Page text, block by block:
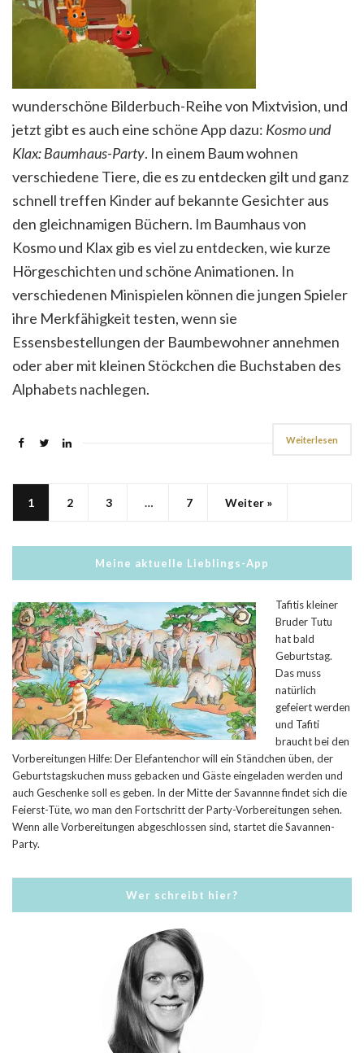
wunderschöne Bilderbuch-Reihe von Mixtvision, und
jetzt gibt es auch eine schöne App dazu: Kosmo und
Klax: Baumhaus-Party. In einem Baum wohnen
verschiedene Tiere, die es zu entdecken gilt und ganz
schnell treffen Kinder auf bekannte Gesichter aus
den gleichnamigen Büchern. Im Baumhaus von
Kosmo und Klax gib es viel zu entdecken, wie kurze
Hörgeschichten und schöne Animationen. In
verschiedenen Minispielen können die jungen Spieler
ihre Merkfähigkeit testen, wenn sie
Essensbestellungen der Baumbewohner annehmen
oder aber mit kleinen Stöckchen die Buchstaben des
Alphabets nachlegen.
Weiterlesen
1 2 3 … 7 Weiter »
Meine aktuelle Lieblings-App
Tafitis kleiner
Bruder Tutu
hat bald
Geburtstag.
Das muss
natürlich
gefeiert werden
und Tafiti
braucht bei den
Vorbereitungen Hilfe: Der Elefantenchor will ein Ständchen üben, der
Geburtstagskuchen muss gebacken und Gäste eingeladen werden und
auch Geschenke soll es geben. In der Mitte der Savannne findet sich die
Feierst-Tüte, wo man den Fortschritt der Party-Vorbereitungen sehen.
Wenn alle Vorbereitungen abgeschlossen sind, startet die Savannen-
Party.
Wer schreibt hier?